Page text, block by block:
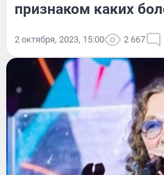
признаком каких
2 октября, 2023, 15:00 2 667